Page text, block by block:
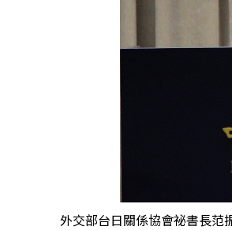
外交部台日關係協會祕書長范